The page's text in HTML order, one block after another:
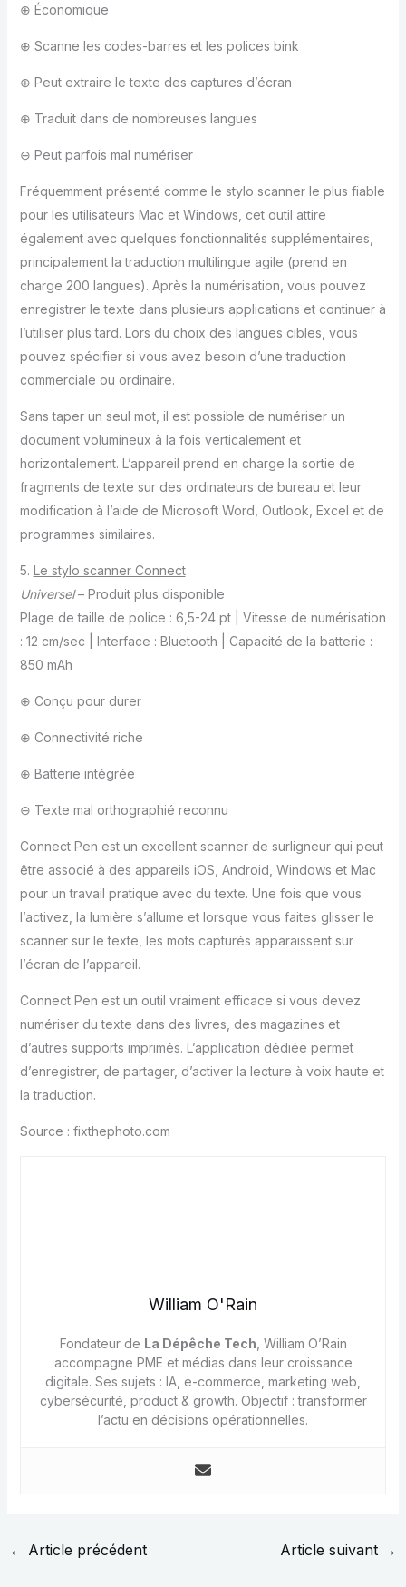
⊕ Économique
⊕ Scanne les codes-barres et les polices bink
⊕ Peut extraire le texte des captures d’écran
⊕ Traduit dans de nombreuses langues
⊖ Peut parfois mal numériser
Fréquemment présenté comme le stylo scanner le plus fiable
pour les utilisateurs Mac et Windows, cet outil attire
également avec quelques fonctionnalités supplémentaires,
principalement la traduction multilingue agile (prend en
charge 200 langues). Après la numérisation, vous pouvez
enregistrer le texte dans plusieurs applications et continuer à
l’utiliser plus tard. Lors du choix des langues cibles, vous
pouvez spécifier si vous avez besoin d’une traduction
commerciale ou ordinaire.
Sans taper un seul mot, il est possible de numériser un
document volumineux à la fois verticalement et
horizontalement. L’appareil prend en charge la sortie de
fragments de texte sur des ordinateurs de bureau et leur
modification à l’aide de Microsoft Word, Outlook, Excel et de
programmes similaires.
5. Le stylo scanner Connect
Universel– Produit plus disponible
Plage de taille de police : 6,5-24 pt | Vitesse de numérisation
: 12 сm/sec | Interface : Bluetooth | Capacité de la batterie :
850 mAh
⊕ Conçu pour durer
⊕ Connectivité riche
⊕ Batterie intégrée
⊖ Texte mal orthographié reconnu
Connect Pen est un excellent scanner de surligneur qui peut
être associé à des appareils iOS, Android, Windows et Mac
pour un travail pratique avec du texte. Une fois que vous
l’activez, la lumière s’allume et lorsque vous faites glisser le
scanner sur le texte, les mots capturés apparaissent sur
l’écran de l’appareil.
Connect Pen est un outil vraiment efficace si vous devez
numériser du texte dans des livres, des magazines et
d’autres supports imprimés. L’application dédiée permet
d’enregistrer, de partager, d’activer la lecture à voix haute et
la traduction.
Source : fixthephoto.com
William O'Rain
Fondateur de La Dépêche Tech , William O’Rain
accompagne PME et médias dans leur croissance
digitale. Ses sujets : IA, e-commerce, marketing web,
cybersécurité, product & growth. Objectif : transformer
l’actu en décisions opérationnelles.
← Article précédent Article suivant →